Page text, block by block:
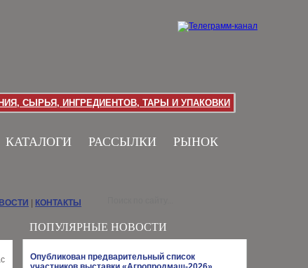
СЫРЬЯ, ИНГРЕДИЕНТОВ, ТАРЫ И УПАКОВКИ
КАТАЛОГИ РАССЫЛКИ РЫНОК
ПОПУЛЯРНЫЕ НОВОСТИ
Опубликован предварительный список
КОНТАКТЫ